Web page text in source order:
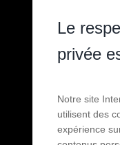
Le
privée
Notre site
utilisent des
expérience